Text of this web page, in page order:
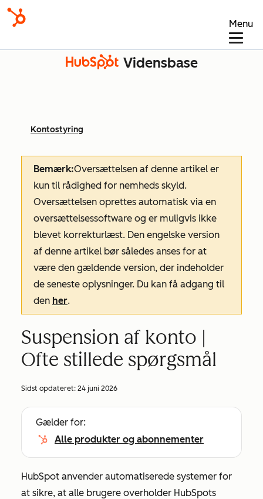
Menu
Vidensbase
Kontostyring
Bemærk:Oversættelsen af denne artikel er
kun til rådighed for nemheds skyld.
Oversættelsen oprettes automatisk via en
oversættelsessoftware og er muligvis ikke
blevet korrekturlæst. Den engelske version
af denne artikel bør således anses for at
være den gældende version, der indeholder
de seneste oplysninger. Du kan få adgang til
den her.
Suspension af konto |
Ofte stillede spørgsmål
Sidst opdateret: 24 juni 2026
Gælder for:
Alle produkter og abonnementer
HubSpot anvender automatiserede systemer for
at sikre, at alle brugere overholder HubSpots